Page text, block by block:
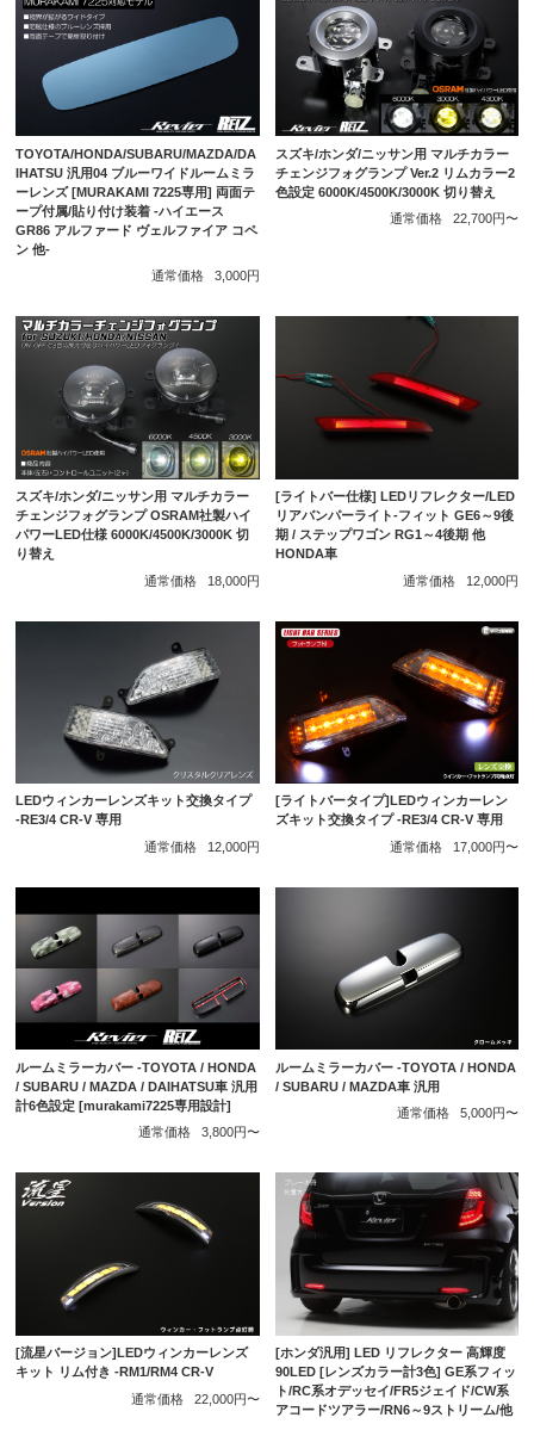
TOYOTA/HONDA/SUBARU/MAZDA/DA
IHATSU 汎用04 ブルーワイドルームミラ
ーレンズ [MURAKAMI 7225専用] 両面テ
ープ付属/貼り付け装着 -ハイエース
GR86 アルファード ヴェルファイア コペ
ン 他-
通常価格
3,000円
スズキ/ホンダ/ニッサン用 マルチカラー
チェンジフォグランプ Ver.2 リムカラー2
色設定 6000K/4500K/3000K 切り替え
通常価格
22,700円〜
スズキ/ホンダ/ニッサン用 マルチカラー
チェンジフォグランプ OSRAM社製ハイ
パワーLED仕様 6000K/4500K/3000K 切
り替え
通常価格
18,000円
[ライトバー仕様] LEDリフレクター/LED
リアバンパーライト-フィット GE6～9後
期 / ステップワゴン RG1～4後期 他
HONDA車
通常価格
12,000円
LEDウィンカーレンズキット交換タイプ
-RE3/4 CR-V 専用
通常価格
12,000円
[ライトバータイプ]LEDウィンカーレン
ズキット交換タイプ -RE3/4 CR-V 専用
通常価格
17,000円〜
ルームミラーカバー -TOYOTA / HONDA
/ SUBARU / MAZDA / DAIHATSU車 汎用
計6色設定 [murakami7225専用設計]
通常価格
3,800円〜
ルームミラーカバー -TOYOTA / HONDA
/ SUBARU / MAZDA車 汎用
通常価格
5,000円〜
[流星バージョン]LEDウィンカーレンズ
キット リム付き -RM1/RM4 CR-V
通常価格
22,000円〜
[ホンダ汎用] LED リフレクター 高輝度
90LED [レンズカラー計3色] GE系フィッ
ト/RC系オデッセイ/FR5ジェイド/CW系
アコードツアラー/RN6～9ストリーム/他